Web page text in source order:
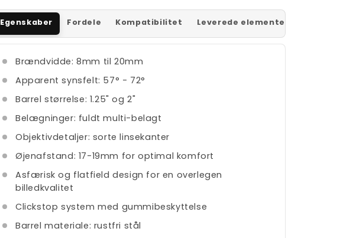
Egenskaber Fordele Kompatibilitet Leverede elementer
Brændvidde: 8mm til 20mm
Apparent synsfelt: 57° - 72°
Barrel størrelse: 1.25" og 2"
Belægninger: fuldt multi-belagt
Objektivdetaljer: sorte linsekanter
Øjenafstand: 17-19mm for optimal komfort
Asfærisk og flatfield design for en overlegen
billedkvalitet
Clickstop system med gummibeskyttelse
Barrel materiale: rustfri stål